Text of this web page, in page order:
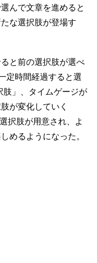
んで文章を進めると
な選択肢が登場す
と前の選択肢が選べ
定時間経過すると選
」、タイムゲージが
が変化していく
択肢が用意され、よ
めるようになった。